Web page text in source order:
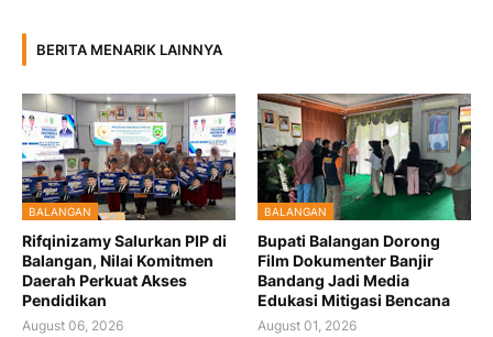
BERITA MENARIK LAINNYA
BALANGAN
Rifqinizamy Salurkan PIP di
Balangan, Nilai Komitmen
Daerah Perkuat Akses
Pendidikan
August 06, 2026
BALANGAN
Bupati Balangan Dorong
Film Dokumenter Banjir
Bandang Jadi Media
Edukasi Mitigasi Bencana
August 01, 2026